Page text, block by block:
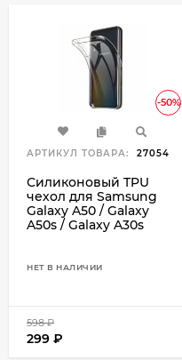
-50%
АРТИКУЛ ТОВАРА: 27054
Силиконовый TPU
чехол для Samsung
Galaxy A50 / Galaxy
A50s / Galaxy A30s
НЕТ В НАЛИЧИИ
598₽
299 ₽